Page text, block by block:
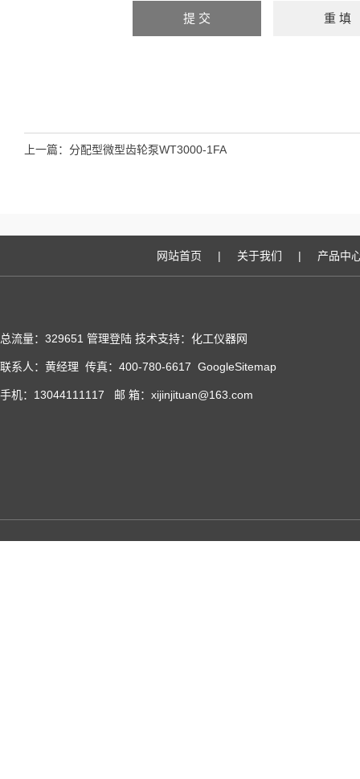
上一篇： 分配型微型齿轮泵WT3000-1FA
网站首页 | 关于我们 | 产品中
总流量：329651 管理登陆 技术支持：化工仪器网
联系人：黄经理 传真：400-780-6617 GoogleSitemap
手机：13044111117 邮 箱：xijinjituan@163.com